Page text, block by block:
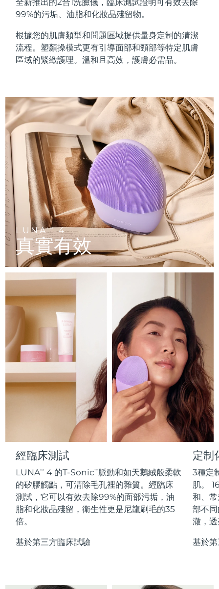
99%的污垢、油脂和化妝品殘留物。
根據您的肌膚類型和問題區域提供量身定制的清潔
流程。塑顏操模式更有引導面部和頸部等特定肌膚
區域的緊緻護理。溫和且高效，護膚必需品。
LUNATM4
真實有效
經臨床測試
LUNATM 4 的T-SonicTM脈動和如天鵝絨般柔軟
的矽膠觸點，可清除毛孔裡的雜質。經臨床
測試，它可以有效去除99%的面部污垢，油
脂和化妝品殘留，衛生性更是尼龍刷毛的35
倍。
基於第三方臨床試驗
定制
3種定
肌。
和、
部不
澈，
基於
LUNA™ 4 套裝
Anti-aging massage
LUNA™ 4 Plus
LUNA™ 4 Men
For men, anti-aging massage
LUNA™ 4 mini
For young skin, T-zone
LUNA™ 4 go
For travel or gym bag
LUNA™護膚
Premium cleansers & balm
LUNA™ 設備
All facial cleansing devices
BEAR™ 2 套裝
Microcurrent toning
BEAR™ 2 go
BEAR™ 2 eyes & lips
Microcurrent line smoothing device
面部提拉護理
Premium anti-aging skincare
BEAR™ 設備
All premium facelift devices
補水保濕
UFO™ 3 套裝
UFO™ 3 LED
Near-infrared and red light therapy
device
UFO™ 3 mini
Red light therapy device for young skin
UFO™ 3 go
Portable red light therapy
面膜
Rejuvenation & hydration
UFO™ 設備
All deep facial hydration devices
口腔護理
issa™ 4
issa™ 4 plus
Smart hybrid silicone sonic toothbrush
issa™ 4 smile
Hybrid silicone sonic toothbrush
issa™ 4 baby
For ages 0-3
issa™ Teeth Whitening Set
ISSA™ 設備
All silicone sonic toothbrushes
抗老
FAQ™ 101
Clinical anti-aging
FAQ™ 102
Advanced clinical anti-aging
FAQ™ 103
Luxurious clinical anti-aging set
FAQ™ P1 Primer
Manuka honey primer
FAQ™護膚品
All FAQ™ skincare
FAQ™產品
All anti-aging treatments
LED 護理
NEW
FAQ™ 201
LED mask
FAQ™ 202
LED mask
FAQ™ 211
Anti-aging neck & décolleté LED mask
FAQ™ 221
Anti-aging LED hand mask
FAQ™護膚品
All FAQ™ skincare
FAQ™產品
All LED treatments
生髮
FAQ™ 301
LED hair strengthening scalp massager
FAQ™ Scalp Serum
Scalp recovery probiotic serum
FAQ™護膚品
All FAQ™ skincare
FAQ™產品
All hair treatments
肌膚年輕化
NEW
FAQ™ 501
Full-Spectrum Red Light Therapy
FAQ™ 502
Full-Spectrum Red Light Therapy
FAQ™ Red Light Serum
FAQ™ skincare
All FAQ™ skincare
FAQ™ products
All toning treatments
保健品
NEW
專業治療
脫毛
PEACH™ 2 Pro Max
Professional IPL hair removal device
PEACH™ 2
IPL hair removal
PEACH™ 2 go
Travel-friendly IPL hair removal
PEACH™ Cooling Prep Gel
身體護理
BEAR™ 2 body
Microcurrent body toning
LUNA™ 4 body
Massaging body brush
SUPERCHARGED™ serum
Firming body serum
ESPADA™ 2 plus
Recurring acne LED therapy
ESPADA™ 2
Acne treatment device
ESPADA™ Blemish Solution
眼部護理
BEAR™ 2 eyes & lips
Microcurrent line smoothing device
IRIS™ 2
Rejuvenating eye massager
眼部護膚
毛孔護理
KIWI™ derma
Diamond microdermabrasion .
Blackhead remover
LUNA™ 4 hair
2-in-1 LED scalp massager
LED light hairbrush
牙齒美白
NEW
issa™ Teeth Whitening Set
Dual LED + sonic device & 18% PAP gel
issa™ Teeth Whitening Gel
更多的
百慕達 預計送達日期
波士尼亞與赫塞哥維納 預計送達日期8/13/26
汶萊 預計送達日期
加拿大 預計送達日期8/14/26
智利 預計送達日期8/14/26
中國 預計送達日期 8/10/26
哥倫比亞 預計送達日期8/14/26
克羅埃西亞 預計送達日期8/10/26
賽普勒斯 預計送達日期8/11/26
捷克 預計送達日期
丹麥 預計送達日期8/10/26
芬蘭 預計送達日期8/10/26
法國 預計送達日期8/10/26
法屬玻里尼西亞 預計送達日期 8/14/26
德國 預計送達日期 8/10/26
預計送達日期8/14/26
預計送達日期8/10/26
中國香港特別行政區 8/11/26
匈牙利 預計送達日期8/10/26
冰島 預計送達日期 8/11/26
印尼 8/8/26
愛爾蘭 8/10/26